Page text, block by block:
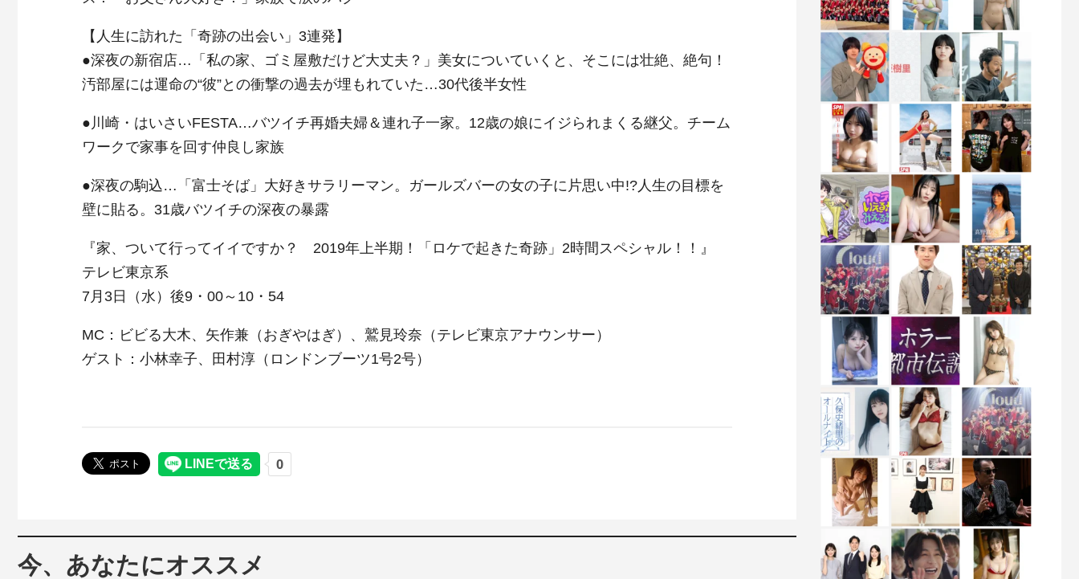
【人生に訪れた「奇跡の出会い」3連発】
●深夜の新宿店…「私の家、ゴミ屋敷だけど大丈夫？」美女についていくと、そこには壮絶、絶句！
汚部屋には運命の“彼”との衝撃の過去が埋もれていた…30代後半女性
●川崎・はいさいFESTA…バツイチ再婚夫婦＆連れ子一家。12歳の娘にイジられまくる継父。チーム
ワークで家事を回す仲良し家族
●深夜の駒込…「富士そば」大好きサラリーマン。ガールズバーの女の子に片思い中!?人生の目標を
壁に貼る。31歳バツイチの深夜の暴露
『家、ついて行ってイイですか？ 2019年上半期！「ロケで起きた奇跡」2時間スペシャル！！』
テレビ東京系
7月3日（水）後9・00～10・54
MC：ビビる大木、矢作兼（おぎやはぎ）、鷲見玲奈（テレビ東京アナウンサー）
ゲスト：小林幸子、田村淳（ロンドンブーツ1号2号）
今、あなたにオススメ